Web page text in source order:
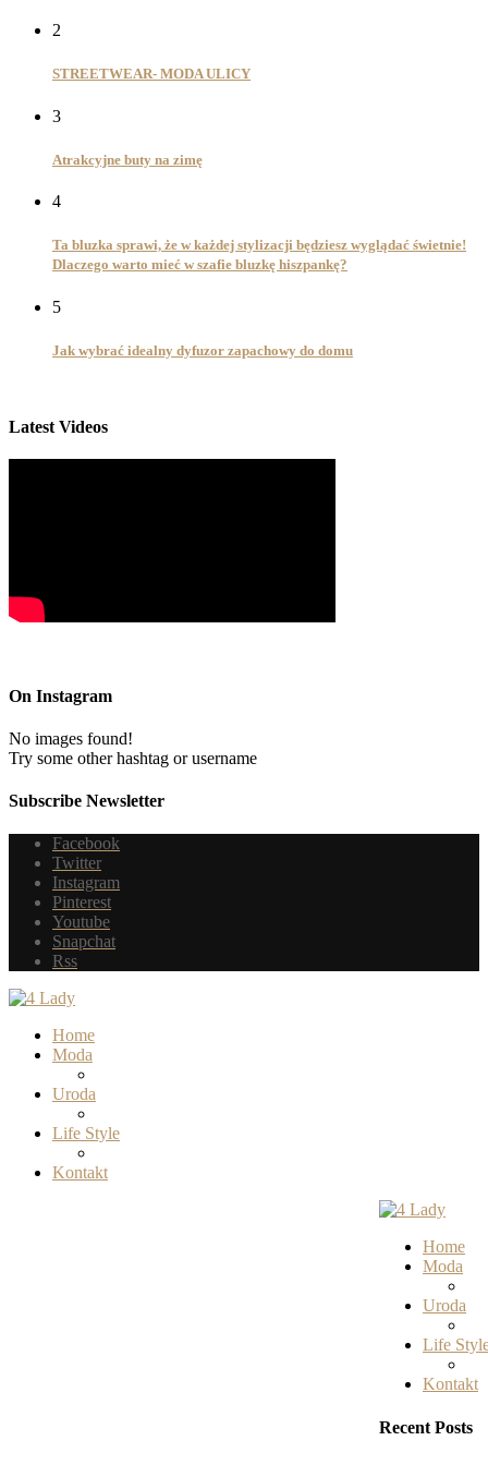
2
STREETWEAR- MODA ULICY
3
Atrakcyjne buty na zimę
4
Ta bluzka sprawi, że w każdej stylizacji będziesz wyglądać świetnie!
Dlaczego warto mieć w szafie bluzkę hiszpankę?
5
Jak wybrać idealny dyfuzor zapachowy do domu
Latest Videos
On Instagram
No images found!
Try some other hashtag or username
Subscribe Newsletter
Facebook
Twitter
Instagram
Pinterest
Youtube
Snapchat
Rss
Home
Moda
Uroda
Life Style
Kontakt
Home
Moda
Uroda
Life
Kontakt
Recent Posts